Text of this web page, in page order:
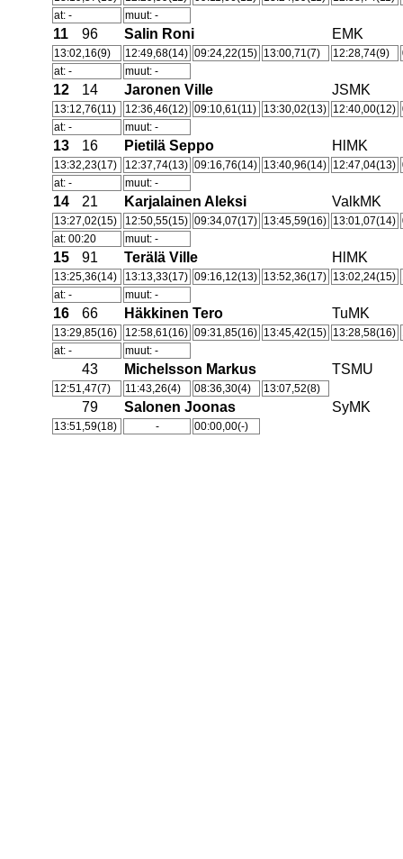
at: -
muut: -
11 96 Salin Roni EMK
13:02,16(9) 12:49,68(14) 09:24,22(15) 13:00,71(7) 12:28,74(9)
at: -
muut: -
12 14 Jaronen Ville JSMK
13:12,76(11) 12:36,46(12) 09:10,61(11) 13:30,02(13) 12:40,00(12)
at: -
muut: -
13 16 Pietilä Seppo HlMK
13:32,23(17) 12:37,74(13) 09:16,76(14) 13:40,96(14) 12:47,04(13)
at: -
muut: -
14 21 Karjalainen Aleksi ValkMK
13:27,02(15) 12:50,55(15) 09:34,07(17) 13:45,59(16) 13:01,07(14)
at: 00:20
muut: -
15 91 Terälä Ville HlMK
13:25,36(14) 13:13,33(17) 09:16,12(13) 13:52,36(17) 13:02,24(15)
at: -
muut: -
16 66 Häkkinen Tero TuMK
13:29,85(16) 12:58,61(16) 09:31,85(16) 13:45,42(15) 13:28,58(16)
at: -
muut: -
43 Michelsson Markus TSMU
12:51,47(7) 11:43,26(4) 08:36,30(4) 13:07,52(8)
79 Salonen Joonas SyMK
13:51,59(18) - 00:00,00(-)